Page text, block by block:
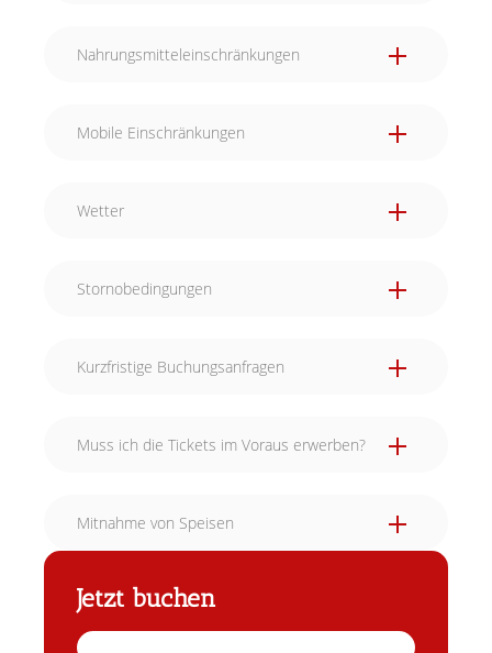
Nahrungsmitteleinschränkungen
Mobile Einschränkungen
Wetter
Stornobedingungen
Kurzfristige Buchungsanfragen
Muss ich die Tickets im Voraus erwerben?
Mitnahme von Speisen
Jetzt buchen